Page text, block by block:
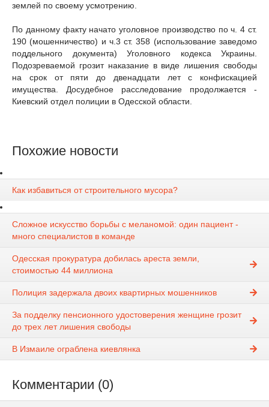
землей по своему усмотрению.
По данному факту начато уголовное производство по ч. 4 ст.
190 (мошенничество) и ч.3 ст. 358 (использование заведомо
поддельного документа) Уголовного кодекса Украины.
Подозреваемой грозит наказание в виде лишения свободы
на срок от пяти до двенадцати лет с конфискацией
имущества. Досудебное расследование продолжается -
Киевский отдел полиции в Одесской области.
Похожие новости
Как избавиться от строительного мусора?
Сложное искусство борьбы с меланомой: один пациент -
много специалистов в команде
Одесская прокуратура добилась ареста земли,
стоимостью 44 миллиона
Полиция задержала двоих квартирных мошенников
За подделку пенсионного удостоверения женщине грозит
до трех лет лишения свободы
В Измаиле ограблена киевлянка
Комментарии (0)